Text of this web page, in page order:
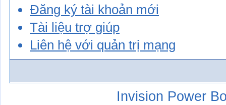
Đăng ký tài khoản mới
Tài liệu trợ giúp
Liên hệ với quản trị mạng
Invision Power